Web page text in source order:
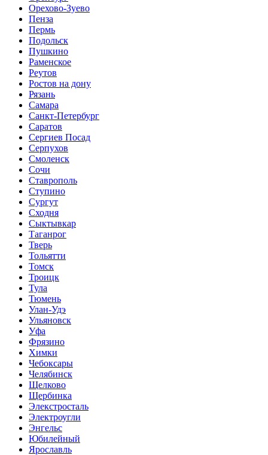
Орехово-Зуево
Пенза
Пермь
Подольск
Пушкино
Раменское
Реутов
Ростов на дону
Рязань
Самара
Санкт-Петербург
Саратов
Сергиев Посад
Серпухов
Смоленск
Сочи
Ставрополь
Ступино
Сургут
Сходня
Сыктывкар
Таганрог
Тверь
Тольятти
Томск
Троицк
Тула
Тюмень
Улан-Удэ
Ульяновск
Уфа
Фрязино
Химки
Чебоксары
Челябинск
Щелково
Щербинка
Элекстросталь
Электроугли
Энгельс
Юбилейный
Ярославль